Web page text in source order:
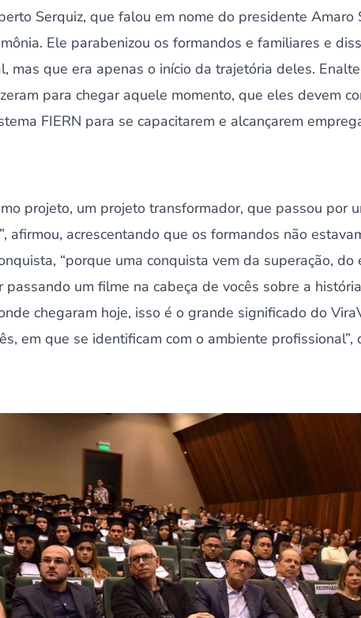
Serquiz, que falou em nome do presidente
Ele parabenizou os formandos e familiares e
mas que era apenas o início da trajetória deles.
para chegar aquele momento, que eles devem
FIERN para se capacitarem e alcançarem
projeto, um projeto transformador, que passou por
afirmou, acrescentando que os formandos não
“porque uma conquista vem da superação, do
passando um filme na cabeça de vocês sobre a
chegaram hoje, isso é o grande significado do
em que se identificam com o ambiente profissional”,